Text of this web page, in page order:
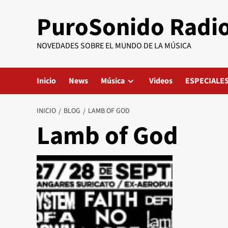
PuroSonido
NOVEDADES SOBRE EL MUNDO DE LA MÚSICA
Inicio News Música Videos
INICIO BLOG LAMB OF GOD
Lamb of God